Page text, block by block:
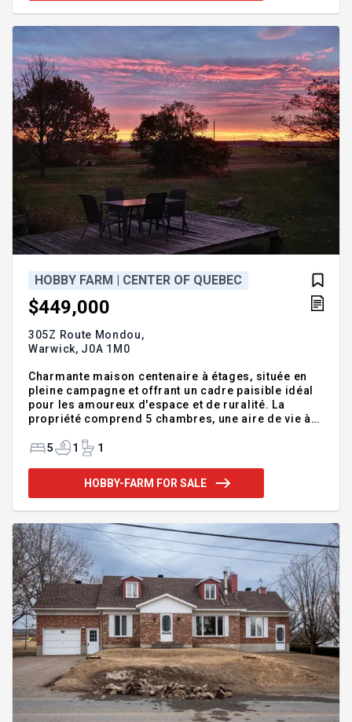
HOBBY FARM | CENTER OF QUEBEC
$449,000
305Z Route Mondou,
Warwick, J0A 1M0
Charmante maison centenaire à étages, située en
pleine campagne et offrant un cadre paisible idéal
pour les amoureux d'espace et de ruralité. La
propriété comprend 5 chambres, une aire de vie à
une grange, parfaits pour projets agricoles, atelier
accueillir des animaux de ferme pour ce type de
propriété. Le terrain spacieux et dégagé assure une
pour ceux qui recherchent caractère, tranquillité,
bât
5 1 1
HOBBY-FARM FOR SALE